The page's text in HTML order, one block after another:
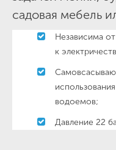
садовая мебель
Независима
к
водоемов;
Давление 22